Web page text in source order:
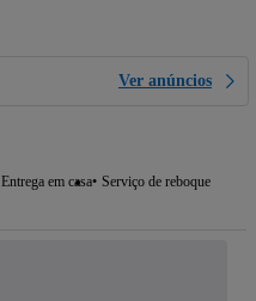
Ver anúncios
Entrega em casa Serviço de reboque